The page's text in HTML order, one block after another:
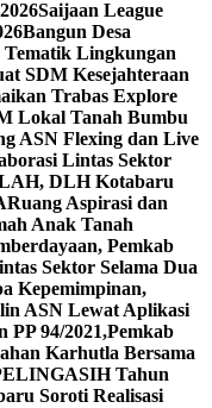
Saijaan League
Bangun Desa
Lingkungan
SDM Kesejahteraan
Trabas Explore
Lokal Tanah Bumbu
ASN Flexing dan Live
Lintas Sektor
DLH Kotabaru
Ruang Aspirasi dan
Anak Tanah
Pemkab
Sektor Selama Dua
Kepemimpinan,
ASN Lewat Aplikasi
PP 94/2021,Pemkab
Karhutla Bersama
Tahun
Soroti Realisasi